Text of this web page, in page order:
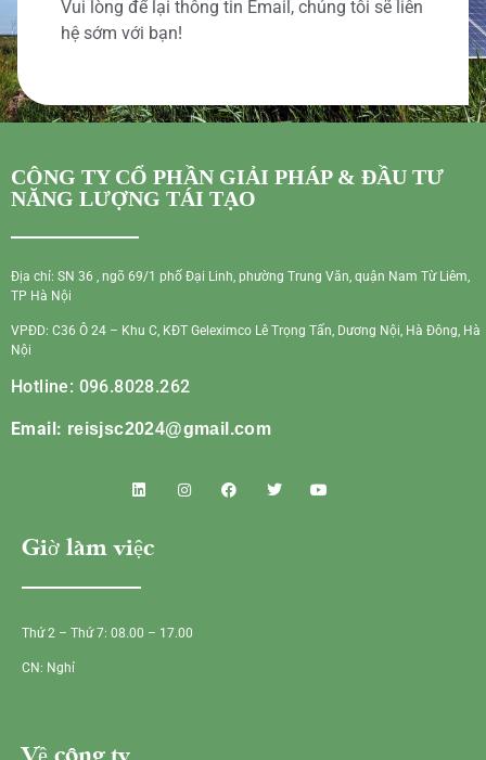
Vui lòng để lại thông tin Email, chúng tôi sẽ liên
hệ sớm với bạn!
CÔNG TY CỔ PHẦN GIẢI PHÁP & ĐẦU TƯ
NĂNG LƯỢNG TÁI TẠO
Địa chỉ: SN 36 , ngõ 69/1 phố Đại Linh, phường Trung Văn, quận Nam Từ Liêm,
TP Hà Nội
VPĐD: C36 Ô 24 – Khu C, KĐT Geleximco Lê Trọng Tấn, Dương Nội, Hà Đông, Hà
Nội
Hotline: 096.8028.262
Email: reisjsc2024@gmail.com
Giờ làm việc
Thứ 2 – Thứ 7: 08.00 – 17.00
CN: Nghỉ